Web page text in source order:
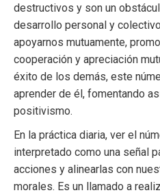
destructivos y son un
desarrollo personal y
apoyarnos mutuamente,
cooperación y apreciación
éxito de los demás, este
aprender de él, fomentando
positivismo.
En la práctica diaria, ver el
interpretado como una señal
acciones y alinearlas con
morales. Es un llamado a